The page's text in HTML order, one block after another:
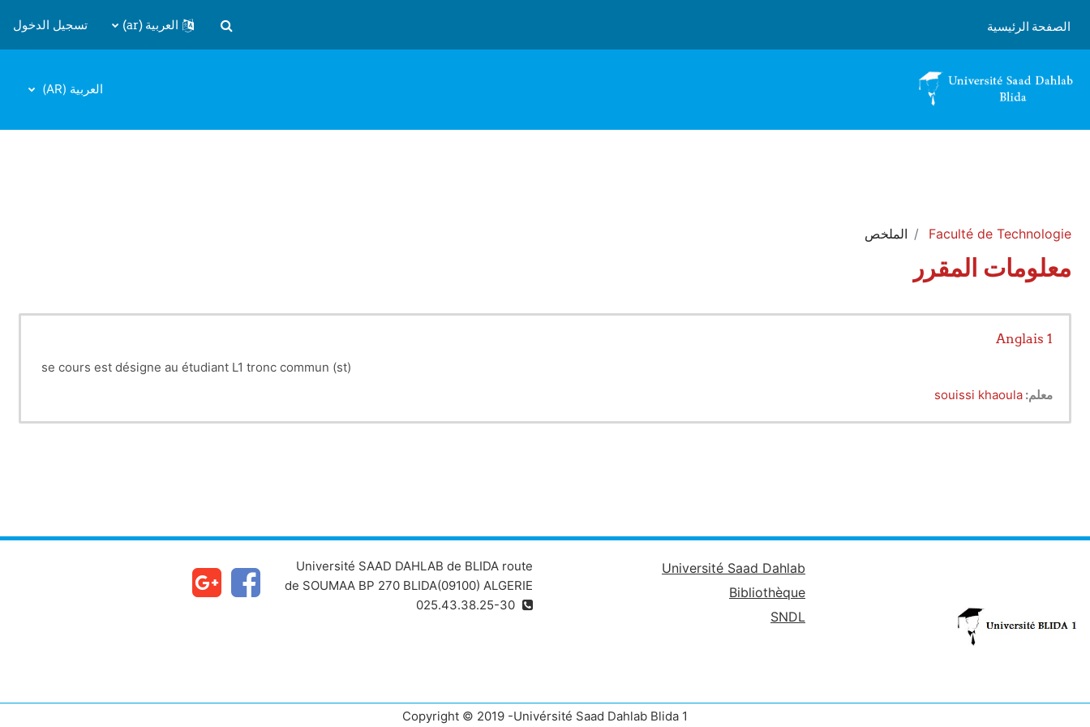
الصفحة الرئيسية
تبديل إدخال البحث
العربية ‎(ar)‎ تسجيل الدخول
العربية ‎(AR)‎
Faculté de Technologie الملخص
معلومات المقرر
Anglais 1
se cours est désigne au étudiant L1 tronc commun (st)
معلم: souissi khaoula
Université Saad Dahlab
Bibliothèque
SNDL
Université SAAD DAHLAB de BLIDA route
de SOUMAA BP 270 BLIDA(09100) ALGERIE
Copyright © 2019 -Univérsité Saad Dahlab Blida 1